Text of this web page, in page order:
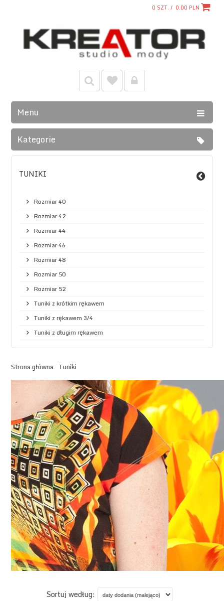
0 SZT. / 0.00 PLN
Menu
Kategorie
TUNIKI
Rozmiar 40
Rozmiar 42
Rozmiar 44
Rozmiar 46
Rozmiar 48
Rozmiar 50
Rozmiar 52
Tuniki z krótkim rękawem
Tuniki z rękawem 3/4
Tuniki z długim rękawem
Strona główna Tuniki
Sortuj według: